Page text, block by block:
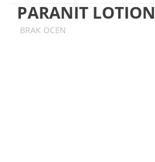
PARANIT LOTION
BRAK OCEN